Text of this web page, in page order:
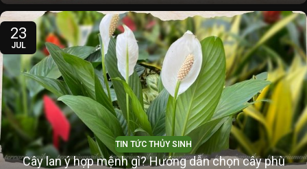
23
JUL
TIN TỨC THỦY SINH
Cây lan ý hợp mệnh gì? Hướng dẫn chọn cây phù